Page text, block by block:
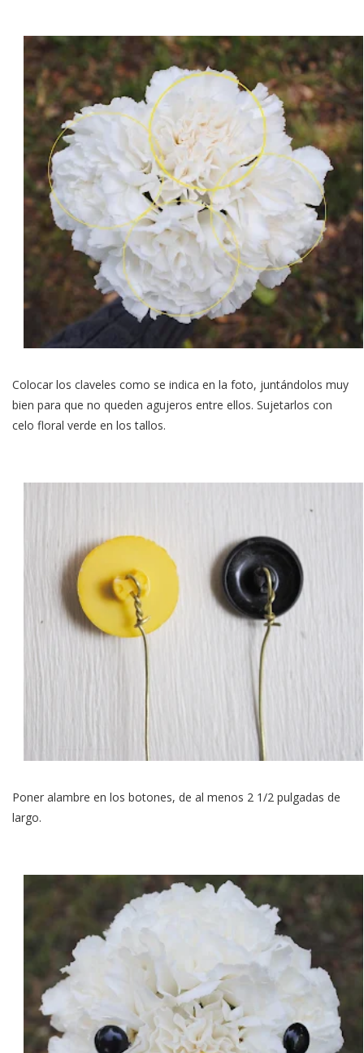
Colocar los claveles como se indica en la foto, juntándolos muy
bien para que no queden agujeros entre ellos. Sujetarlos con
celo floral verde en los tallos.
Poner alambre en los botones, de al menos 2 1/2 pulgadas de
largo.